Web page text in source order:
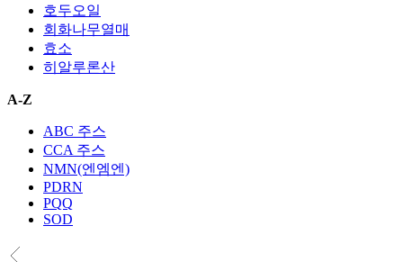
호두오일
회화나무열매
효소
히알루론산
A-Z
ABC 주스
CCA 주스
NMN(엔엠엔)
PDRN
PQQ
SOD